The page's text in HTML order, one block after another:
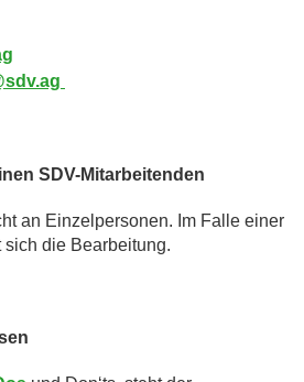
SDV-Mitarbeitenden
an Einzelpersonen. Im Falle einer
die Bearbeitung.